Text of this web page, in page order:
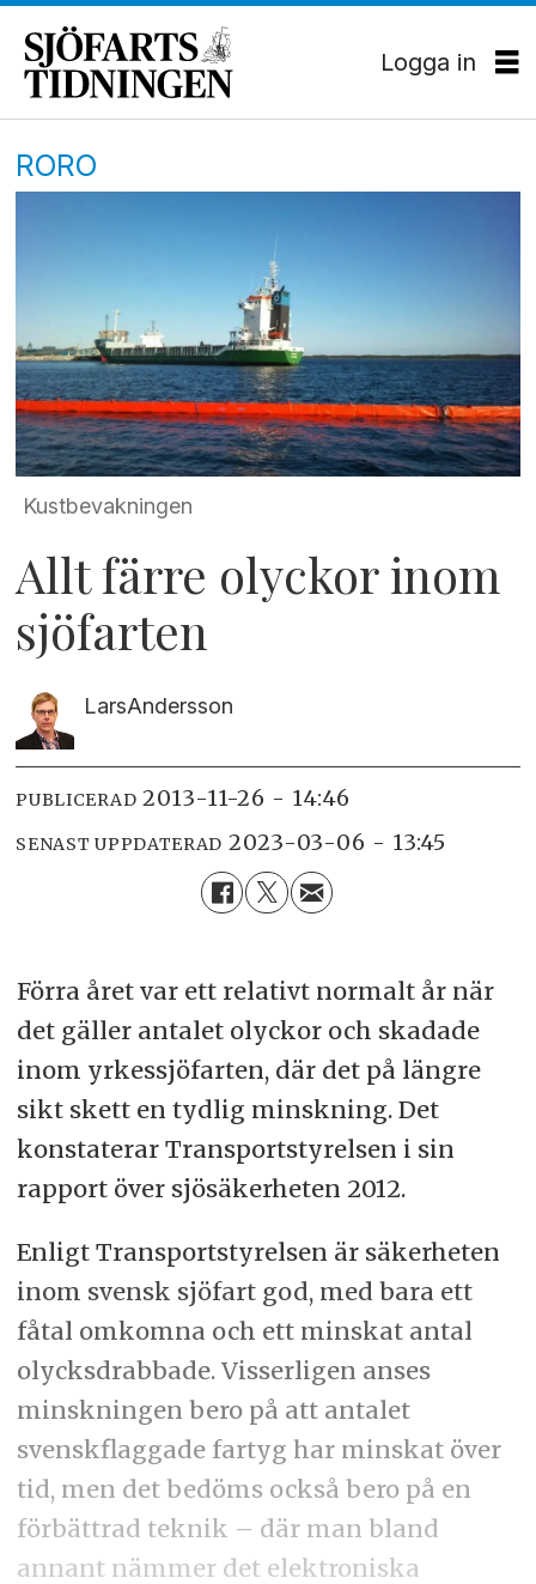
Logga in
RORO
Kustbevakningen
Allt färre olyckor inom
sjöfarten
LarsAndersson
PUBLICERAD 2013-11-26 - 14:46
SENAST UPPDATERAD 2023-03-06 - 13:45
Förra året var ett relativt normalt år när
det gäller antalet olyckor och skadade
inom yrkessjöfarten, där det på längre
sikt skett en tydlig minskning. Det
konstaterar Transportstyrelsen i sin
rapport över sjösäkerheten 2012.
Enligt Transportstyrelsen är säkerheten
inom svensk sjöfart god, med bara ett
fåtal omkomna och ett minskat antal
olycksdrabbade. Visserligen anses
minskningen bero på att antalet
svenskflaggade fartyg har minskat över
tid, men det bedöms också bero på en
förbättrad teknik – där man bland
annant nämmer det elektroniska